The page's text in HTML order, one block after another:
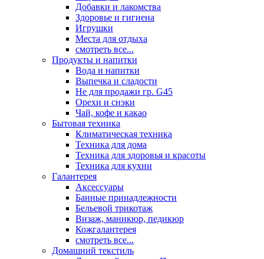
Добавки и лакомства
Здоровье и гигиена
Игрушки
Места для отдыха
смотреть все...
Продукты и напитки
Вода и напитки
Выпечка и сладости
Не для продажи гр. G45
Орехи и снэки
Чай, кофе и какао
Бытовая техника
Климатическая техника
Техника для дома
Техника для здоровья и красоты
Техника для кухни
Галантерея
Аксессуары
Банные принадлежности
Бельевой трикотаж
Визаж, маникюр, педикюр
Кожгалантерея
смотреть все...
Домашний текстиль